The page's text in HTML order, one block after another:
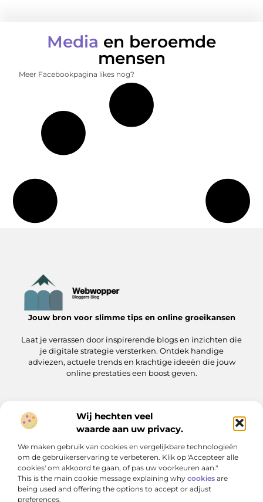
Wij hechten veel
waarde aan uw privacy.
We maken gebruik van cookies en vergelijkbare technologieën
om de gebruikerservaring te verbeteren. Klik op 'Accepteer alle
cookies' om akkoord te gaan, of pas uw voorkeuren aan."
This is the main cookie message explaining why cookies are
being used and offering the options to accept or adjust
preferences.
Media en beroemde
mensen
Meer Facebookpagina likes nog?
Jouw bron voor slimme tips en online groeikansen
Laat je verrassen door inspirerende blogs en inzichten die
je digitale strategie versterken. Ontdek handige
adviezen, actuele trends en krachtige ideeën die jouw
online prestaties een boost geven.
Onze informatie
Bericht categorie